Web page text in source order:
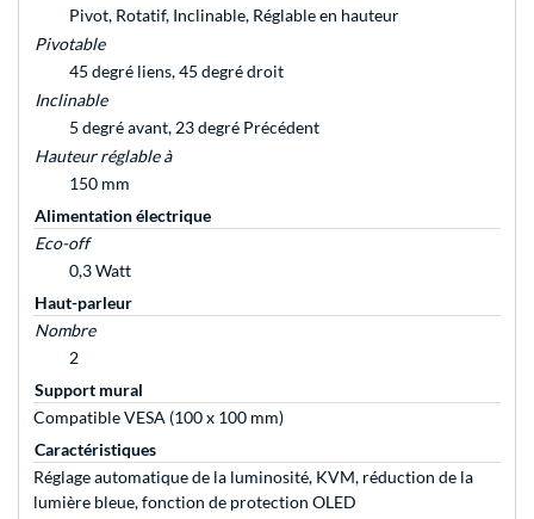
Pivot, Rotatif, Inclinable, Réglable en hauteur
Pivotable
45 degré liens, 45 degré droit
Inclinable
5 degré avant, 23 degré Précédent
Hauteur réglable à
150 mm
Alimentation électrique
Eco-off
0,3 Watt
Haut-parleur
Nombre
2
Support mural
Compatible VESA (100 x 100 mm)
Caractéristiques
Réglage automatique de la luminosité, KVM, réduction de la
lumière bleue, fonction de protection OLED